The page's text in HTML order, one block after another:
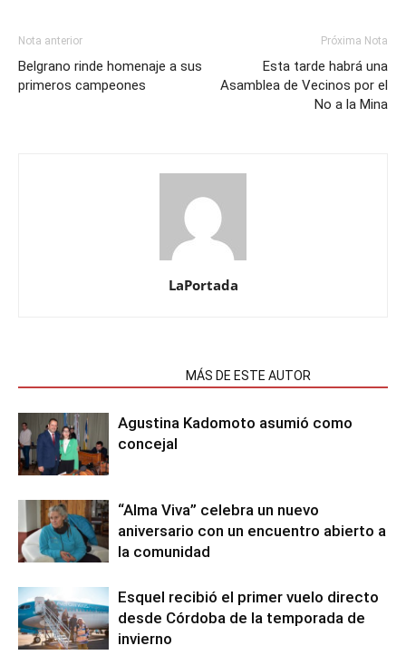
Nota anterior
Belgrano rinde homenaje a sus
primeros campeones
Próxima Nota
Esta tarde habrá una
Asamblea de Vecinos por el
No a la Mina
LaPortada
MÁS DE ESTE AUTOR
Agustina Kadomoto asumió como
concejal
“Alma Viva” celebra un nuevo
aniversario con un encuentro abierto a
la comunidad
Esquel recibió el primer vuelo directo
desde Córdoba de la temporada de
invierno